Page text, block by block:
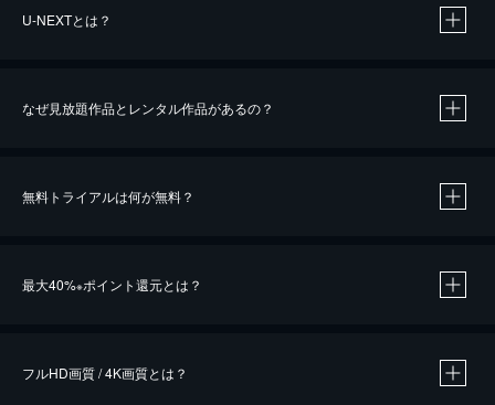
U-NEXTとは？
なぜ見放題作品とレンタル作品があるの？
無料トライアルは何が無料？
最大40%※ポイント還元とは？
フルHD画質 / 4K画質とは？